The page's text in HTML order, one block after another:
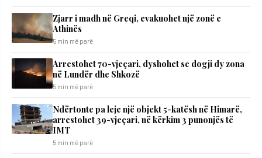
Zjarr i madh në Greqi, evakuohet një zonë e
Athinës
5 min më parë
Arrestohet 70-vjeçari, dyshohet se dogji dy zona
në Lundër dhe Shkozë
5 min më parë
Ndërtonte pa leje një objekt 5-katësh në Himarë,
arrestohet 39-vjeçari, në kërkim 3 punonjës të
IMT
5 min më parë